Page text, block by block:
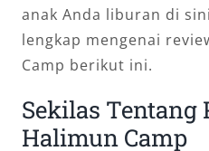
anak Anda liburan di
lengkap mengenai
Camp berikut ini.
Sekilas Tentang
Halimun Camp